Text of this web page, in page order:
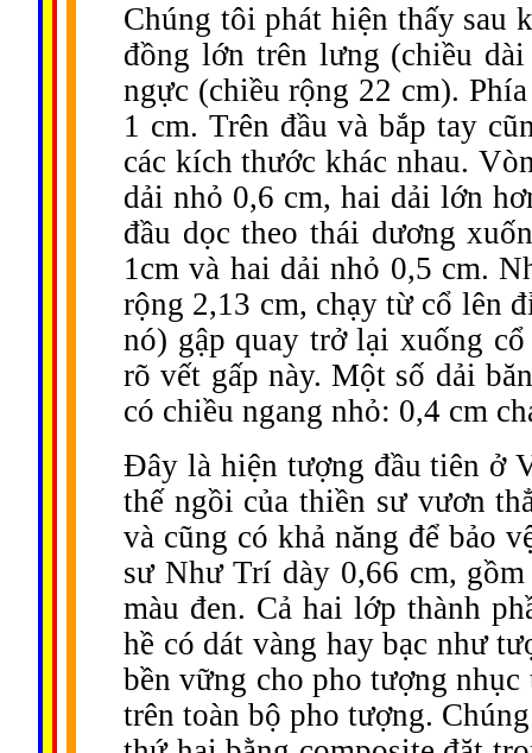
Chúng tôi phát hiện thấy sau
đồng lớn trên lưng (chiều
ngực (chiều rộng 22 cm).
1 cm. Trên đầu và bắp tay
các kích thước khác nhau.
dải nhỏ 0,6 cm, hai dải lớn
đầu dọc theo thái dương
1cm và hai dải nhỏ 0,5 cm.
rộng 2,13 cm, chạy từ cổ lên
nó) gập quay trở lại xuống
rõ vết gấp này. Một số dải
có chiều ngang nhỏ: 0,4 cm
Đây là hiện tượng đầu tiên ở
thế ngồi của thiền sư vươn
và cũng có khả năng để bảo
sư Như Trí dày 0,66 cm,
màu đen. Cả hai lớp thành
hề có dát vàng hay bạc như
bền vững cho pho tượng
trên toàn bộ pho tượng.